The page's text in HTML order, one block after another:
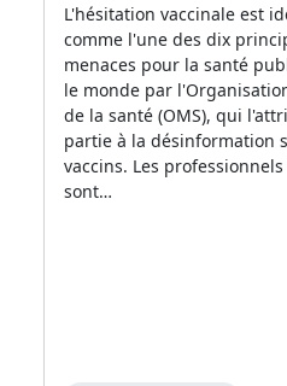
L'hésitation vaccinale est
comme l'une des dix
menaces pour la santé
le monde par
de la santé (OMS), qui
partie à la désinformation
vaccins. Les
sont…